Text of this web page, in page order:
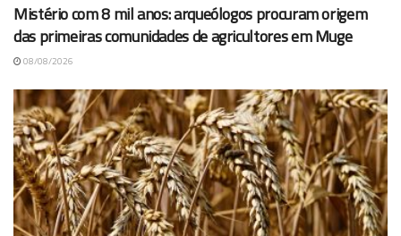
Mistério com 8 mil anos: arqueólogos procuram origem
das primeiras comunidades de agricultores em Muge
08/08/2026